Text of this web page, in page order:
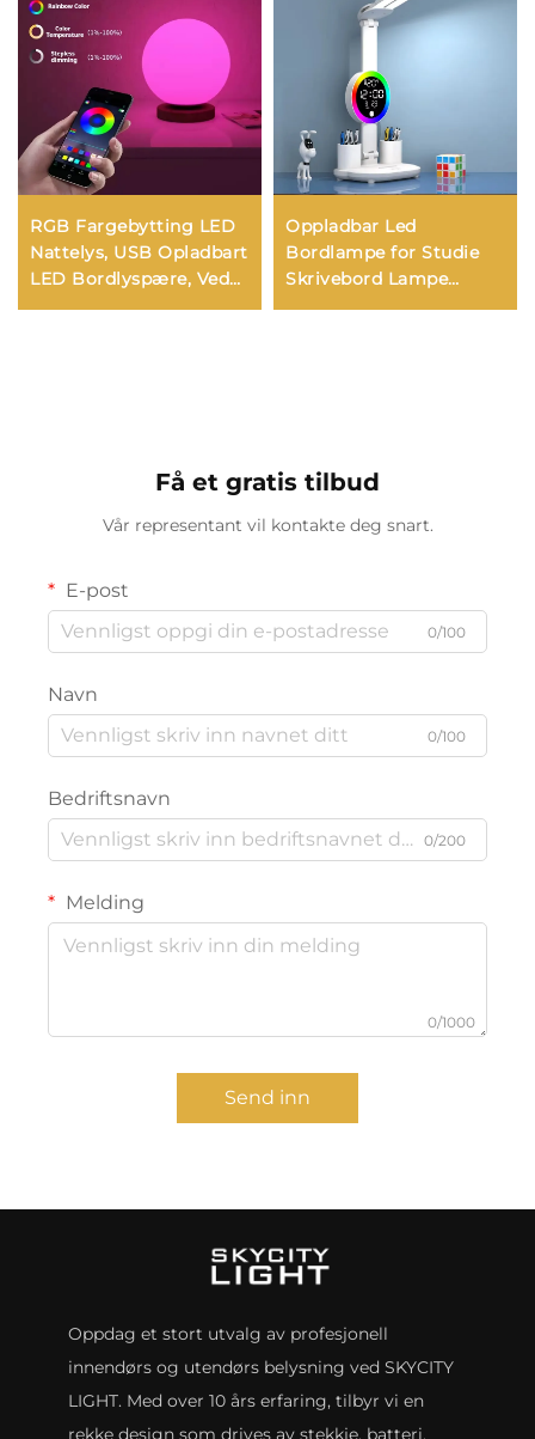
RGB Fargebytting LED
Nattelys, USB Opladbart
LED Bordlyspære, Ved
Oppladbar Led
Bordlampe for Studie
Skrivebord Lampe
Få et gratis tilbud
Vår representant vil kontakte deg snart.
E-post
0/100
Navn
0/100
Bedriftsnavn
0/200
Melding
0/1000
Send inn
Oppdag et stort utvalg av profesjonell
innendørs og utendørs belysning ved SKYCITY
LIGHT. Med over 10 års erfaring, tilbyr vi en
rekke design som drives av stekkje, batteri,